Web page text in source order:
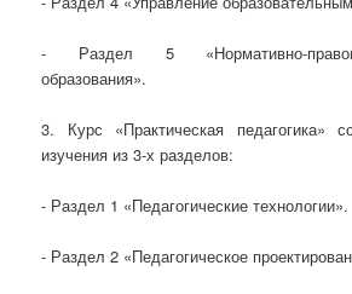
- Раздел 5 «Нормативно-
образования».
3. Курс «Практическая педагогика»
изучения из 3-х разделов:
- Раздел 1 «Педагогические технологии».
- Раздел 2 «Педагогическое